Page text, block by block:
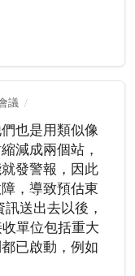
議
也是用類似像
減成兩個站，
發警報，因此
，導致預估東
送出去以後，
單位包括重大
已啟動，例如